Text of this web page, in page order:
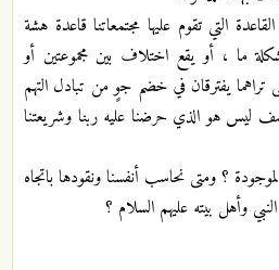
التي تقوم عليها مجتمعاتنا قاعدة هشة
ما ، أو يقع اختلاف بين مجموعتين أو
يفترقان في خضم جوٍ من تبادل التهم‏
ليس هو الذي حرضنا عليه ربنا وشريعتنا
؟ ومتى نحاسب أنفسنا ونقودها باتجاه
وأهل بيته‏ عليهم السلام ؟